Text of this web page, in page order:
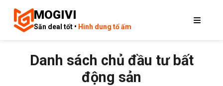
MOGIVI
Săn deal tốt • Hình dung tổ ấm
Danh sách chủ đầu tư bất
động sản